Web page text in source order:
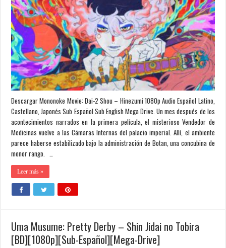
Descargar Mononoke Movie: Dai-2 Shou – Hinezumi 1080p Audio Español Latino,
Castellano, Japonés Sub Español Sub English Mega Drive. Un mes después de los
acontecimientos narrados en la primera película, el misterioso Vendedor de
Medicinas vuelve a las Cámaras Internas del palacio imperial. Allí, el ambiente
parece haberse estabilizado bajo la administración de Botan, una concubina de
menor rango. …
Leer más »
Uma Musume: Pretty Derby – Shin Jidai no Tobira
[BD][1080p][Sub-Español][Mega-Drive]